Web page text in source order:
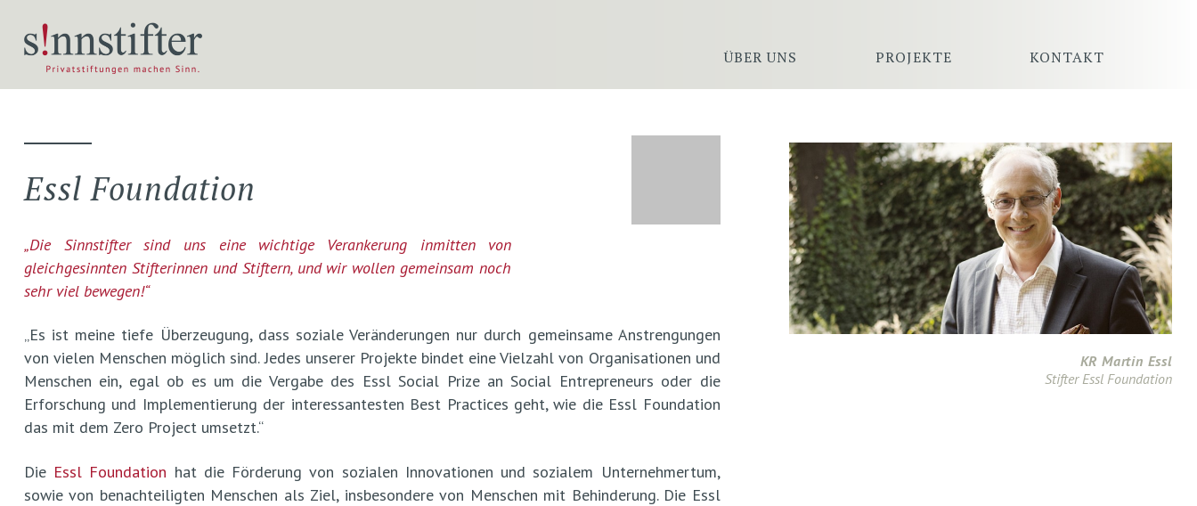
ÜBER UNS PROJEKTE KONTAKT
Essl Foundation
„Die Sinnstifter sind uns eine wichtige Verankerung inmitten von
gleichgesinnten Stifterinnen und Stiftern, und wir wollen gemeinsam noch
sehr viel bewegen!“
„Es ist meine tiefe Überzeugung, dass soziale Veränderungen nur durch gemeinsame Anstrengungen
von vielen Menschen möglich sind. Jedes unserer Projekte bindet eine Vielzahl von Organisationen und
Menschen ein, egal ob es um die Vergabe des Essl Social Prize an Social Entrepreneurs oder die
Erforschung und Implementierung der interessantesten Best Practices geht, wie die Essl Foundation
das mit dem Zero Project umsetzt.“
Die Essl Foundation hat die Förderung von sozialen Innovationen und sozialem Unternehmertum,
sowie von benachteiligten Menschen als Ziel, insbesondere von Menschen mit Behinderung. Die Essl
KR Martin Essl
Stifter Essl Foundation